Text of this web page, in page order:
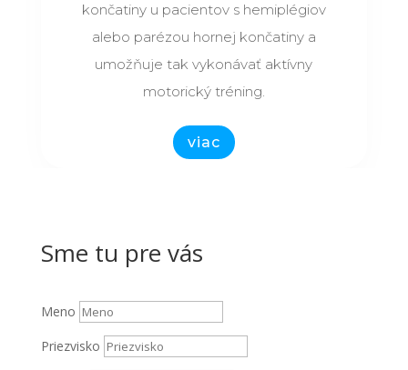
končatiny u pacientov s hemiplégiov
alebo parézou hornej končatiny a
umožňuje tak vykonávať aktívny
motorický tréning.
viac
Sme tu pre vás
Meno
Priezvisko